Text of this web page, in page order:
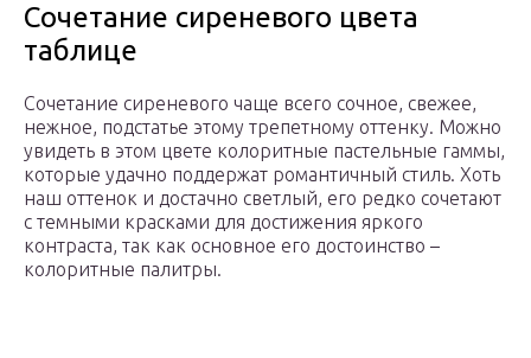
Сочетание сиреневого цвета
таблице
Сочетание сиреневого чаще всего сочное, свежее,
нежное, подстатье этому трепетному оттенку. Можно
увидеть в этом цвете колоритные пастельные гаммы,
которые удачно поддержат романтичный стиль. Хоть
наш оттенок и достачно светлый, его редко сочетают
с темными красками для достижения яркого
контраста, так как основное его достоинство –
колоритные палитры.